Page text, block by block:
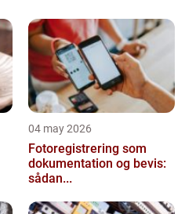
04 may 2026
Fotoregistrering som
dokumentation og bevis:
sådan...